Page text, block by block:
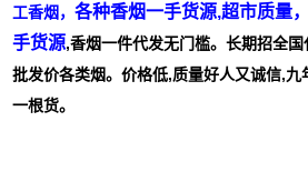
工香烟，各种香烟一手货源,超市质量
手货源,香烟一件代发无门槛。长期招全
批发价各类烟。价格低,质量好人又诚信,
一根货。